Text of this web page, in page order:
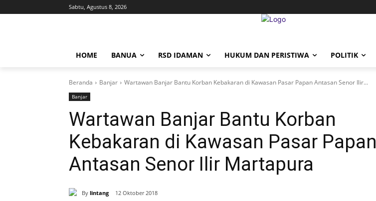
Sabtu, Agustus 8, 2026
HOME BANUA RSD IDAMAN HUKUM DAN PERISTIWA POLITIK
Beranda Banjar Wartawan Banjar Bantu Korban Kebakaran di Kawasan Pasar Papan Antasan Senor Ilir...
Banjar
Wartawan Banjar Bantu Korban
Kebakaran di Kawasan Pasar Papan
Antasan Senor Ilir Martapura
By lintang 12 Oktober 2018